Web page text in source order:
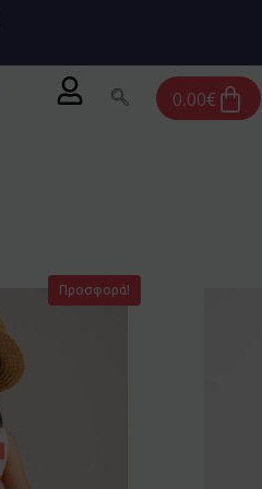
0.00€Cart
Προσφορά!